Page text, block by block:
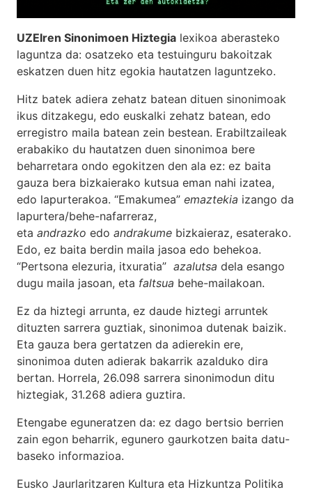
UZEIren Sinonimoen Hiztegia lexikoa aberasteko
laguntza da: osatzeko eta testuinguru bakoitzak
eskatzen duen hitz egokia hautatzen laguntzeko.
Hitz batek adiera zehatz batean dituen sinonimoak
ikus ditzakegu, edo euskalki zehatz batean, edo
erregistro maila batean zein bestean. Erabiltzaileak
erabakiko du hautatzen duen sinonimoa bere
beharretara ondo egokitzen den ala ez: ez baita
gauza bera bizkaierako kutsua eman nahi izatea,
edo lapurterakoa. “Emakumea” emaztekia izango da
lapurtera/behe-nafarreraz,
eta andrazko edo andrakume bizkaieraz, esaterako.
Edo, ez baita berdin maila jasoa edo behekoa.
“Pertsona elezuria, itxuratia” azalutsa dela esango
dugu maila jasoan, eta faltsua behe-mailakoan.
Ez da hiztegi arrunta, ez daude hiztegi arruntek
dituzten sarrera guztiak, sinonimoa dutenak baizik.
Eta gauza bera gertatzen da adierekin ere,
sinonimoa duten adierak bakarrik azalduko dira
bertan. Horrela, 26.098 sarrera sinonimodun ditu
hiztegiak, 31.268 adiera guztira.
Etengabe eguneratzen da: ez dago bertsio berrien
zain egon beharrik, egunero gaurkotzen baita datu-
baseko informazioa.
Eusko Jaurlaritzaren Kultura eta Hizkuntza Politika